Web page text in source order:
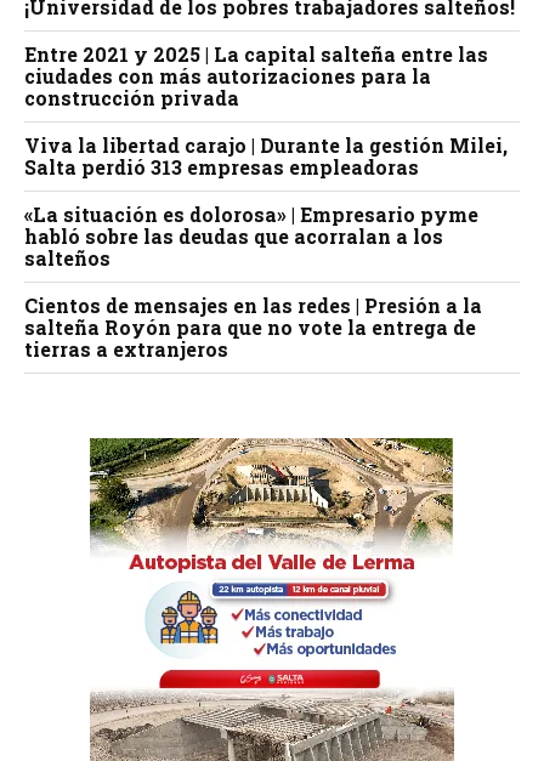
¡Universidad de los pobres trabajadores salteños!
Entre 2021 y 2025 | La capital salteña entre las
ciudades con más autorizaciones para la
construcción privada
Viva la libertad carajo | Durante la gestión Milei,
Salta perdió 313 empresas empleadoras
«La situación es dolorosa» | Empresario pyme
habló sobre las deudas que acorralan a los
salteños
Cientos de mensajes en las redes | Presión a la
salteña Royón para que no vote la entrega de
tierras a extranjeros